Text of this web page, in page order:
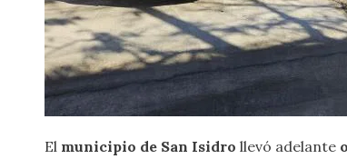
El municipio de San Isidro llevó adelante